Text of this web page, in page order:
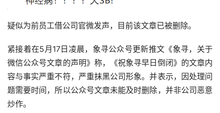
疑似为前员工借公司官微发声，目前该文章已被删除。
紧接着在5月17日凌晨，象寻公众号更新推文《象寻，关于
微信公众号文章的声明》称，《祝象寻早日倒闭》的文章内
容与事实严重不符，严重抹黑公司形象。并表示，因处理问
题需要时间，所以公众号文章未能及时删除，并非公司恶意
炒作。